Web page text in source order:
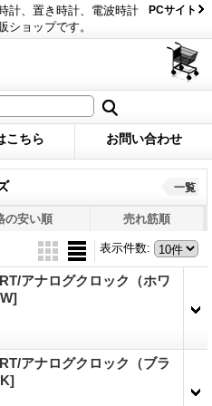
計、置き時計、電波時計
ショップです。
PCサイト
こちら お問い合わせ
一覧
の安い順 売れ筋順
表示件数:
アナログクロック（ホワ
アナログクロック（ブラ